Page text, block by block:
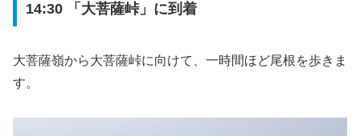
14:30 「大菩薩峠」に到着
大菩薩嶺から大菩薩峠に向けて、一時間ほど尾根を歩きま
す。